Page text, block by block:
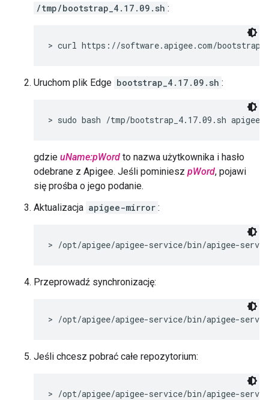
/tmp/bootstrap_4.17.09.sh :
> curl https://software.apigee.com/
Uruchom plik Edge bootstrap_4.17.09.sh :
> sudo bash /tmp/bootstrap_4.17.09.sh
gdzie uName:pWord to nazwa użytkownika i hasło
odebrane z Apigee. Jeśli pominiesz pWord, pojawi
się prośba o jego podanie.
Aktualizacja apigee-mirror :
> /opt/apigee/apigee-service/bin/apigee-
Przeprowadź synchronizację:
> /opt/apigee/apigee-service/bin/apigee-
Jeśli chcesz pobrać całe repozytorium:
> /opt/apigee/apigee-service/bin/apigee-